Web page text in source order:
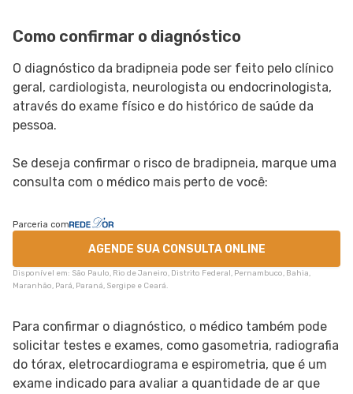
Como confirmar o diagnóstico
O diagnóstico da bradipneia pode ser feito pelo clínico
geral, cardiologista, neurologista ou endocrinologista,
através do exame físico e do histórico de saúde da
pessoa.
Se deseja confirmar o risco de bradipneia, marque uma
consulta com o médico mais perto de você:
Parceria com
AGENDE SUA CONSULTA ONLINE
Disponível em: São Paulo, Rio de Janeiro, Distrito Federal, Pernambuco, Bahia,
Maranhão, Pará, Paraná, Sergipe e Ceará.
Para confirmar o diagnóstico, o médico também pode
solicitar testes e exames, como gasometria, radiografia
do tórax, eletrocardiograma e espirometria, que é um
exame indicado para avaliar a quantidade de ar que